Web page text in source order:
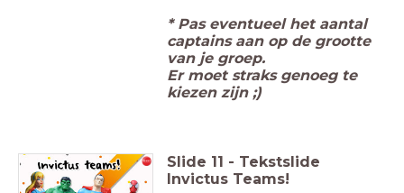
* Pas eventueel het aantal
captains aan op de grootte
van je groep.
Er moet straks genoeg te
kiezen zijn ;)
Slide 11 - Tekstslide
Invictus Teams!